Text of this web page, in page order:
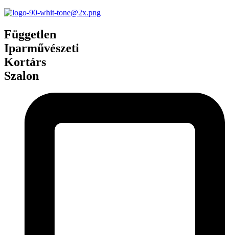
Független
Iparművészeti
Kortárs
Szalon